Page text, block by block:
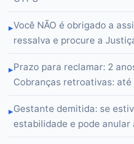
▸Você NÃO é obrigado a
ressalva e procure a
▸Prazo para reclamar: 2
Cobranças retroativas: até
▸Gestante demitida: se
estabilidade e pode anular